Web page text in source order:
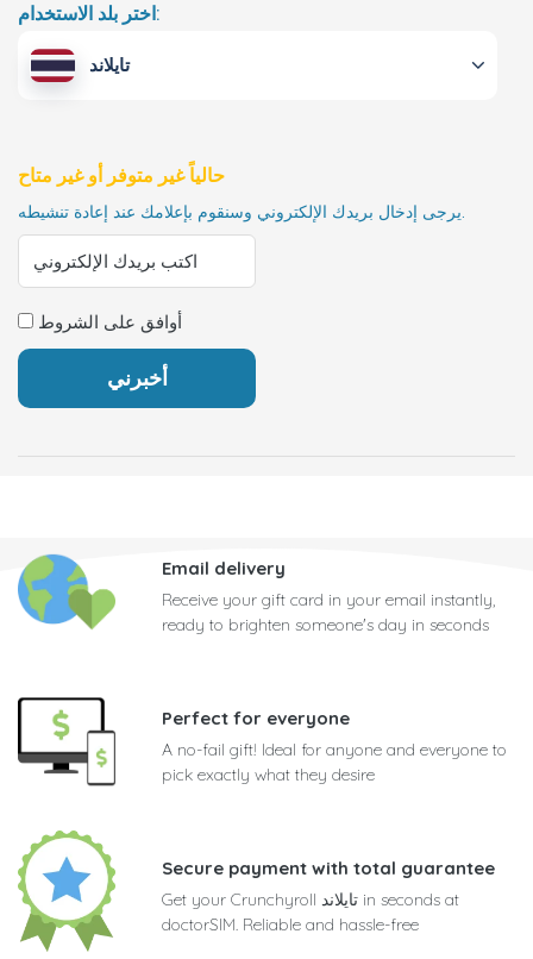
اختر بلد الاستخدام:
تايلاند
حالياً غير متوفر أو غير متاح
يرجى إدخال بريدك الإلكتروني وسنقوم بإعلامك عند إعادة تنشيطه.
أوافق على الشروط
Email delivery
Receive your gift card in your email instantly,
ready to brighten someone's day in seconds
Perfect for everyone
A no-fail gift! Ideal for anyone and everyone to
pick exactly what they desire
Secure payment with total guarantee
Get your Crunchyroll تايلاند in seconds at
doctorSIM. Reliable and hassle-free